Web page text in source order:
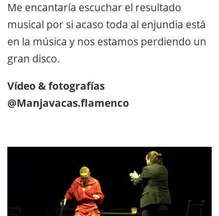
Me encantaría escuchar el resultado
musical por si acaso toda al enjundia está
en la música y nos estamos perdiendo un
gran disco.
Vídeo & fotografías
@Manjavacas.flamenco